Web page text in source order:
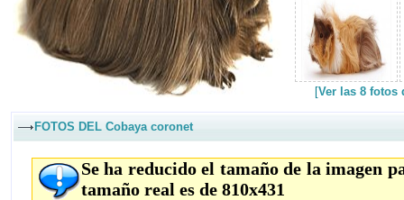
[Ver las 8 fotos
FOTOS DEL Cobaya coronet
Se ha reducido el tamaño de la imagen
tamaño real es de 810x431